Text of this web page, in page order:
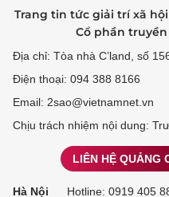
Trang tin tức giải trí xã
Cổ phần
Địa chỉ: Tòa nhà C’land, số
Điện thoại: 094 388 8166
Email: 2sao@vietnamnet.vn
Chịu trách nhiệm nội dung:
LIÊN HỆ QUẢNG
Hà Nội Hotline: 0919 405